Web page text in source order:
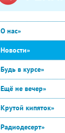
нас»
в курсе»
не вечер»
кипяток»